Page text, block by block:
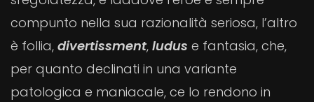
compunto nella sua razionalità seriosa, l’altro
è follia, divertissment, ludus e fantasia, che,
per quanto declinati in una variante
patologica e maniacale, ce lo rendono in